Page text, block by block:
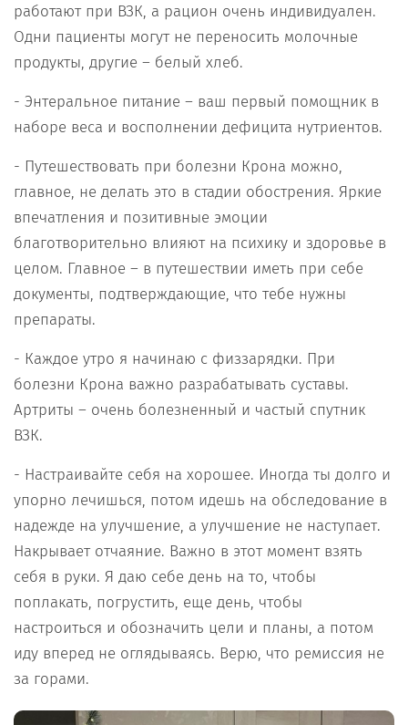
работают при ВЗК, а рацион очень индивидуален.
Одни пациенты могут не переносить молочные
продукты, другие – белый хлеб.
- Энтеральное питание – ваш первый помощник в
наборе веса и восполнении дефицита нутриентов.
- Путешествовать при болезни Крона можно,
главное, не делать это в стадии обострения. Яркие
впечатления и позитивные эмоции
благотворительно влияют на психику и здоровье в
целом. Главное – в путешествии иметь при себе
документы, подтверждающие, что тебе нужны
препараты.
- Каждое утро я начинаю с физзарядки. При
болезни Крона важно разрабатывать суставы.
Артриты – очень болезненный и частый спутник
ВЗК.
- Настраивайте себя на хорошее. Иногда ты долго и
упорно лечишься, потом идешь на обследование в
надежде на улучшение, а улучшение не наступает.
Накрывает отчаяние. Важно в этот момент взять
себя в руки. Я даю себе день на то, чтобы
поплакать, погрустить, еще день, чтобы
настроиться и обозначить цели и планы, а потом
иду вперед не оглядываясь. Верю, что ремиссия не
за горами.